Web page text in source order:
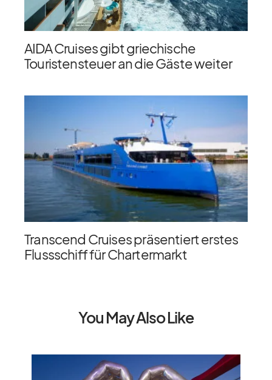
AIDA Cruises gibt griechische
Touristensteuer an die Gäste weiter
Transcend Cruises präsentiert erstes
Flussschiff für Chartermarkt
You May Also Like